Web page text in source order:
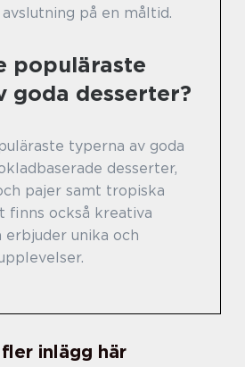
på en måltid.
populäraste
goda desserter?
typerna av goda
desserter,
pajer samt tropiska
finns också kreativa
unika och
fler inlägg här